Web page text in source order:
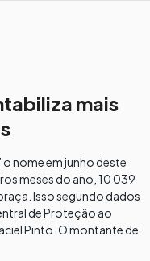
mais
o nome em junho deste
meses do ano, 10 039
Isso segundo dados
de Proteção ao
Pinto. O montante de